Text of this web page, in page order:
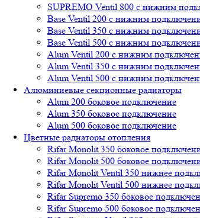
SUPREMO Ventil 800 с нижним
Base Ventil 200 с нижним
Base Ventil 350 с нижним
Base Ventil 500 с нижним
Alum Ventil 200 с нижним
Alum Ventil 350 с нижним
Alum Ventil 500 с нижним
Алюминиевые секционные радиаторы
Alum 200 боковое подключение
Alum 350 боковое подключение
Alum 500 боковое подключение
Цветные радиаторы отопления
Rifar Monolit 350 боковое
Rifar Monolit 500 боковое
Rifar Monolit Ventil 350 нижнее
Rifar Monolit Ventil 500 нижнее
Rifar Supremo 350 боковое
Rifar Supremo 500 боковое